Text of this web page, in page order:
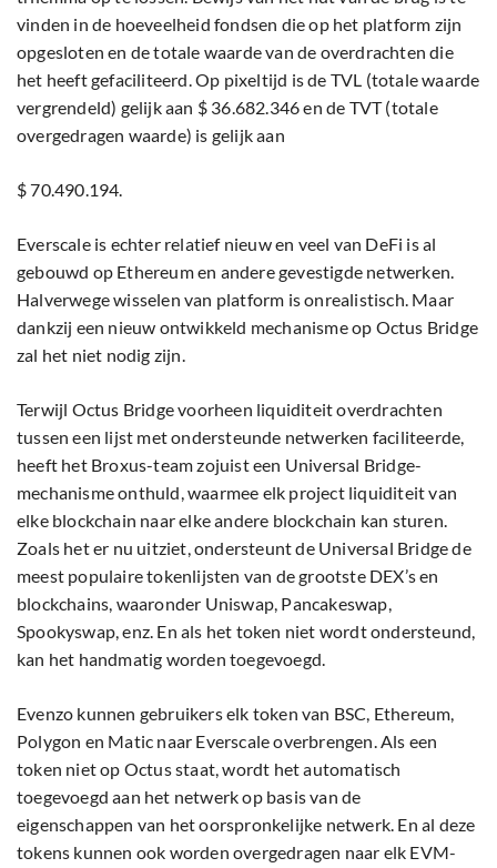
vinden in de hoeveelheid fondsen die op het platform zijn
opgesloten en de totale waarde van de overdrachten die
het heeft gefaciliteerd. Op pixeltijd is de TVL (totale waarde
vergrendeld) gelijk aan $ 36.682.346 en de TVT (totale
overgedragen waarde) is gelijk aan
$ 70.490.194.
Everscale is echter relatief nieuw en veel van DeFi is al
gebouwd op Ethereum en andere gevestigde netwerken.
Halverwege wisselen van platform is onrealistisch. Maar
dankzij een nieuw ontwikkeld mechanisme op Octus Bridge
zal het niet nodig zijn.
Terwijl Octus Bridge voorheen liquiditeit overdrachten
tussen een lijst met ondersteunde netwerken faciliteerde,
heeft het Broxus-team zojuist een Universal Bridge-
mechanisme onthuld, waarmee elk project liquiditeit van
elke blockchain naar elke andere blockchain kan sturen.
Zoals het er nu uitziet, ondersteunt de Universal Bridge de
meest populaire tokenlijsten van de grootste DEX’s en
blockchains, waaronder Uniswap, Pancakeswap,
Spookyswap, enz. En als het token niet wordt ondersteund,
kan het handmatig worden toegevoegd.
Evenzo kunnen gebruikers elk token van BSC, Ethereum,
Polygon en Matic naar Everscale overbrengen. Als een
token niet op Octus staat, wordt het automatisch
toegevoegd aan het netwerk op basis van de
eigenschappen van het oorspronkelijke netwerk. En al deze
tokens kunnen ook worden overgedragen naar elk EVM-